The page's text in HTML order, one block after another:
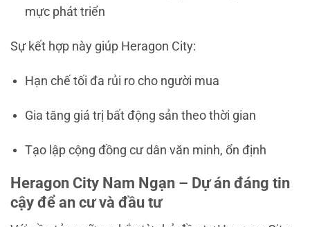
mực phát triển
Sự kết hợp này giúp Heragon City:
Hạn chế tối đa rủi ro cho người mua
Gia tăng giá trị bất động sản theo thời gian
Tạo lập cộng đồng cư dân văn minh, ổn định
Heragon City Nam Ngạn – Dự án đáng tin
cậy để an cư và đầu tư